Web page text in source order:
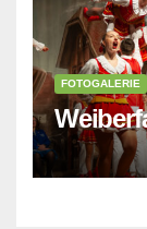
FOTOGALERIE